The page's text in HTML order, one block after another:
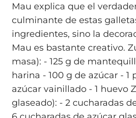
Mau explica que el
culminante de estas
ingredientes, sino la
Mau es bastante creativo.
masa): - 125 g de
harina - 100 g de azúcar - 1
azúcar vainillado - 1 huevo
glaseado): - 2 cucharadas